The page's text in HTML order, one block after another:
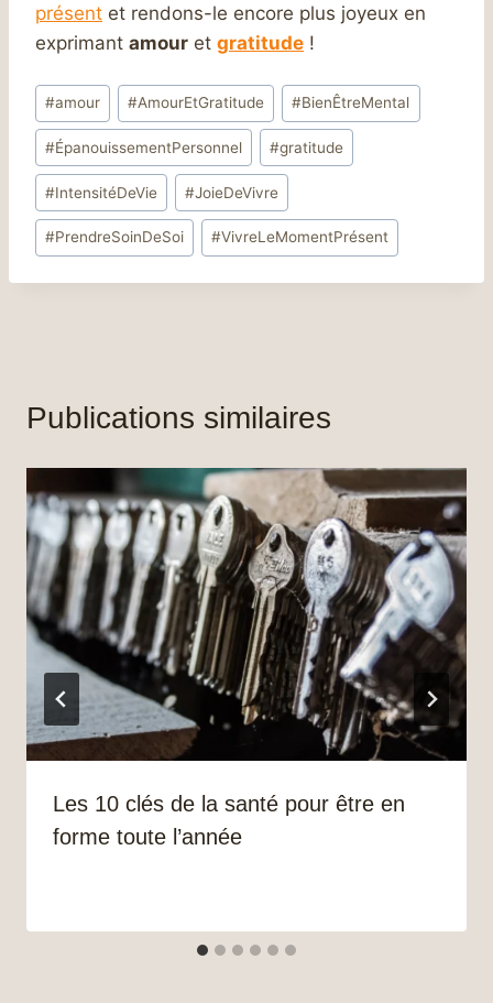
présent et rendons-le encore plus joyeux en
exprimant amour et gratitude !
Étiquettes
de
la
publication :
#amour #AmourEtGratitude #BienÊtreMental
#ÉpanouissementPersonnel #gratitude
#IntensitéDeVie #JoieDeVivre
#PrendreSoinDeSoi #VivreLeMomentPrésent
Publications similaires
Les 10 clés de la santé pour être en
forme toute l’année